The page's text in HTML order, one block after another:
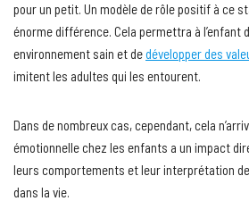
pour un petit. Un modèle de rôle positif à ce
énorme différence. Cela permettra à l’enfant
environnement sain et dedévelopper des
imitent les adultes qui les entourent.
Dans de nombreux cas, cependant, cela
émotionnelle chez les enfants a un impact
leurs comportements et leur interprétation
dans la vie.